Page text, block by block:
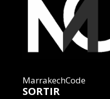
MarrakechCode
SORTIR